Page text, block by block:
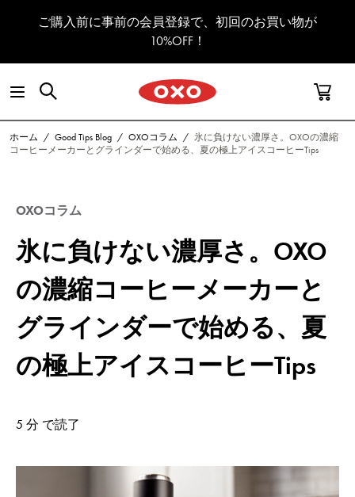
ご購入前に事前の会員登録で、初回のお買い物が
10%OFF！
ホーム / Good Tips Blog / OXOコラム / 氷に負けない濃厚さ。OXOの濃縮
コーヒーメーカーとグラインダーで始める、夏の極上アイスコーヒーTips
OXOコラム
氷に負けない濃厚さ。OXO
の濃縮コーヒーメーカーと
グラインダーで始める、夏
の極上アイスコーヒーTips
5 分 で読了